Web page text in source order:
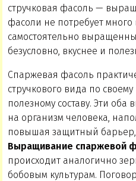
стручковая фасоль —
фасоли не потребует
самостоятельно
безусловно, вкуснее и
Спаржевая фасоль
стручкового вида по
полезному составу. Эти
на организм человека,
повышая защитный барьер,
Выращивание спаржевой
происходит аналогично
бобовым культурам.